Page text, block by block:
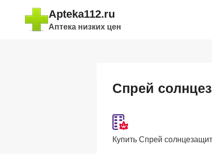
содержимому
Apteka112.ru
Аптека низких цен
Спрей
Купить Спрей